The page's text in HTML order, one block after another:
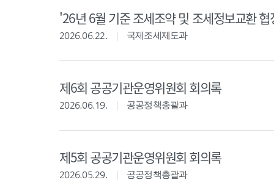
'26년 6월 기준 조세조약 및 조세정보교환
2026.06.22. 국제조세제도과
제6회 공공기관운영위원회 회의록
2026.06.19. 공공정책총괄과
제5회 공공기관운영위원회 회의록
2026.05.29. 공공정책총괄과